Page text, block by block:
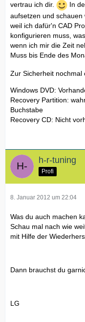
vertrau ich dir.
In
aufsetzen und
weil ich dafür'n CAD
konfigurieren muss,
wenn ich mir die Zeit
Muss bis Ende des
Zur Sicherheit nochmal
Windows DVD:
Recovery Partition:
Buchstabe
Recovery CD: Nicht
h-r-tuning
Profi
8. Januar 2012 um 22:04
Was du auch machen
Schau mal nach wie
mit Hilfe der
Dann brauchst du
LG